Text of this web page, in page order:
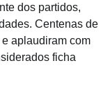
dos partidos,
Centenas de
aplaudiram com
ficha